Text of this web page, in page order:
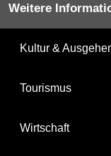
Weitere
Kultur &
Tourismus
Wirtschaft